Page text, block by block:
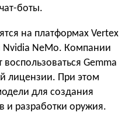
боты.
на платформах Vertex
Nvidia NeMo. Компании
Gemma
лицензии. При этом
для создания
и разработки оружия.